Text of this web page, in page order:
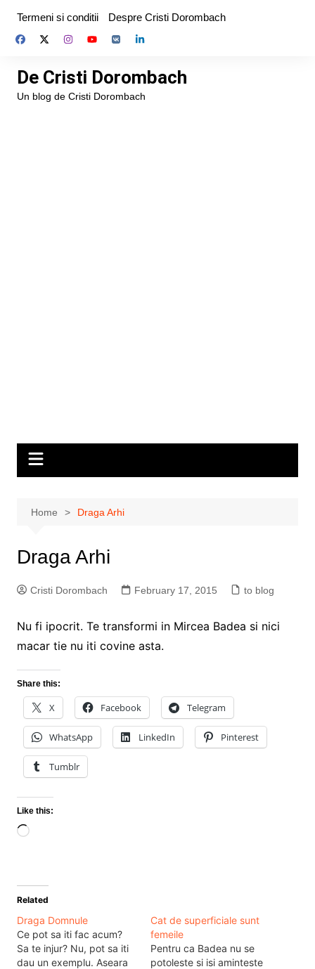
content
Termeni si conditii Despre Cristi Dorombach
De Cristi Dorombach
Un blog de Cristi Dorombach
Home Draga Arhi
Draga Arhi
Cristi Dorombach February 17, 2015 to blog
Nu fi ipocrit. Te transformi in Mircea Badea si nici
macar tie nu iti covine asta.
Share this:
X Facebook Telegram
WhatsApp LinkedIn Pinterest
Tumblr
Like this:
Loading…
Related
Draga Domnule
Ce pot sa iti fac acum?
Sa te injur? Nu, pot sa iti
dau un exemplu. Aseara
Cat de superficiale sunt
femeile
Pentru ca Badea nu se
potoleste si isi aminteste